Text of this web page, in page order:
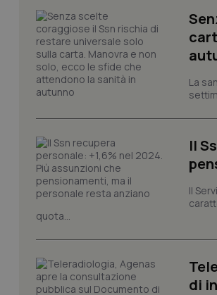
La
Il
Il
quota...
di